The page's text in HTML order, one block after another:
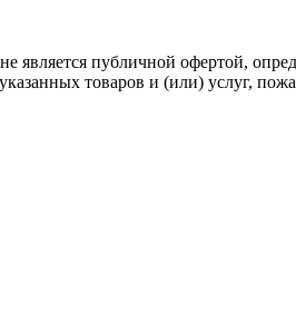
является публичной офертой,
товаров и (или) услуг,